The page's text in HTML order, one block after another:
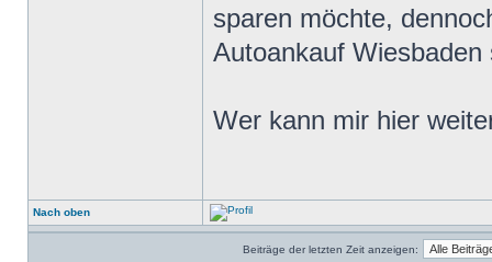
sparen möchte,
Autoankauf Wiesbaden
Wer kann mir hier
Nach oben
Beiträge der letzten Zeit anzeigen: